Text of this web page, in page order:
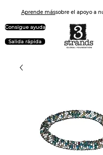
Aprende mássobre el apoyo a
Consigue ayuda
Salida rápida